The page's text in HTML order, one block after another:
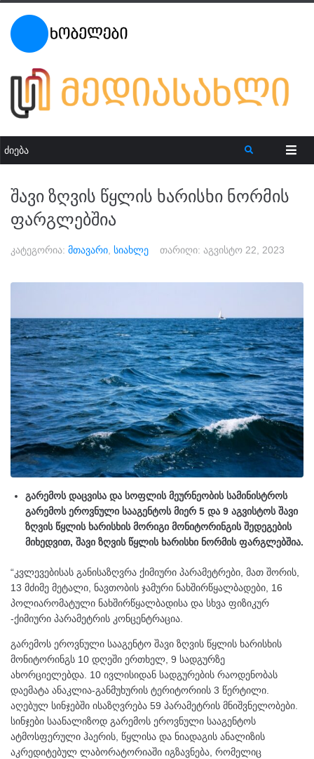
შავი ზღვის წყლის ხარისხი ნორმის
ფარგლებშია
კატეგორია: მთავარი სიახლე თარიღი: აგვისტო 22, 2023
გარემოს დაცვისა და სოფლის მეურნეობის სამინისტროს
გარემოს ეროვნული სააგენტოს მიერ 5 და 9 აგვისტოს შავი
ზღვის წყლის ხარისხის მორიგი მონიტორინგის შედეგების
მიხედვით, შავი ზღვის წყლის ხარისხი ნორმის ფარგლებშია.
“კვლევებისას განისაზღვრა ქიმიური პარამეტრები, მათ შორის,
13 მძიმე მეტალი, ნავთობის ჯამური ნახშირწყალბადები, 16
პოლიარომატული ნახშირწყალბადისა და სხვა ფიზიკურ
-ქიმიური პარამეტრის კონცენტრაცია.
გარემოს ეროვნული სააგენტო შავი ზღვის წყლის ხარისხის
მონიტორინგს 10 დღეში ერთხელ, 9 სადგურზე
ახორციელებდა. 10 ივლისიდან სადგურების რაოდენობას
დაემატა ანაკლია-განმუხურის ტერიტორიის 3 წერტილი.
აღებულ სინჯებში ისაზღვრება 59 პარამეტრის მნიშვნელობები.
სინჯები საანალიზოდ გარემოს ეროვნული სააგენტოს
ატმოსფერული ჰაერის, წყლისა და ნიადაგის ანალიზის
აკრედიტებულ ლაბორატორიაში იგზავნება, რომელიც